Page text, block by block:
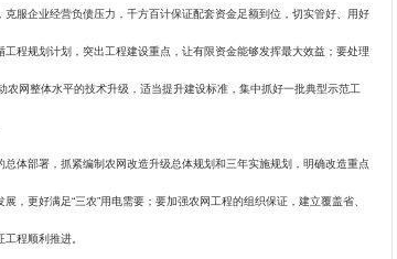
企业经营负债压力，千方百计保证配套资金足额到位，切实管好、用好
程规划计划，突出工程建设重点，让有限资金能够发挥最大效益；要处理
农网整体水平的技术升级，适当提升建设标准，集中抓好一批典型示范工
体部署，抓紧编制农网改造升级总体规划和三年实施规划，明确改造重点
，更好满足“三农”用电需要；要加强农网工程的组织保证，建立覆盖省、
程顺利推进。